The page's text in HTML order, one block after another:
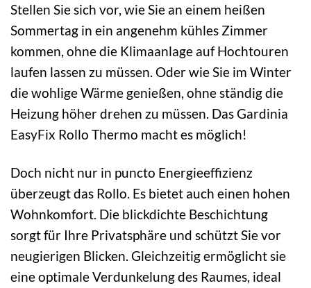
Stellen Sie sich vor, wie Sie an einem heißen
Sommertag in ein angenehm kühles Zimmer
kommen, ohne die Klimaanlage auf Hochtouren
laufen lassen zu müssen. Oder wie Sie im Winter
die wohlige Wärme genießen, ohne ständig die
Heizung höher drehen zu müssen. Das Gardinia
EasyFix Rollo Thermo macht es möglich!
Doch nicht nur in puncto Energieeffizienz
überzeugt das Rollo. Es bietet auch einen hohen
Wohnkomfort. Die blickdichte Beschichtung
sorgt für Ihre Privatsphäre und schützt Sie vor
neugierigen Blicken. Gleichzeitig ermöglicht sie
eine optimale Verdunkelung des Raumes, ideal